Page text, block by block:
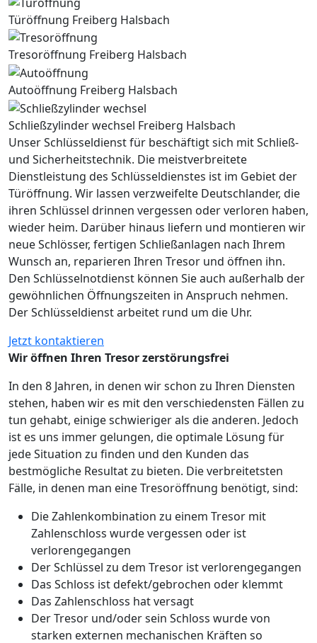
Türöffnung Freiberg Halsbach
Tresoröffnung Freiberg Halsbach
Autoöffnung Freiberg Halsbach
Schließzylinder wechsel Freiberg Halsbach
Unser Schlüsseldienst für beschäftigt sich mit Schließ-
und Sicherheitstechnik. Die meistverbreitete
Dienstleistung des Schlüsseldienstes ist im Gebiet der
Türöffnung. Wir lassen verzweifelte Deutschlander, die
ihren Schlüssel drinnen vergessen oder verloren haben,
wieder heim. Darüber hinaus liefern und montieren wir
neue Schlösser, fertigen Schließanlagen nach Ihrem
Wunsch an, reparieren Ihren Tresor und öffnen ihn.
Den Schlüsselnotdienst können Sie auch außerhalb der
gewöhnlichen Öffnungszeiten in Anspruch nehmen.
Der Schlüsseldienst arbeitet rund um die Uhr.
Jetzt kontaktieren
Wir öffnen Ihren Tresor zerstörungsfrei
In den 8 Jahren, in denen wir schon zu Ihren Diensten
stehen, haben wir es mit den verschiedensten Fällen zu
tun gehabt, einige schwieriger als die anderen. Jedoch
ist es uns immer gelungen, die optimale Lösung für
jede Situation zu finden und den Kunden das
bestmögliche Resultat zu bieten. Die verbreitetsten
Fälle, in denen man eine Tresoröffnung benötigt, sind:
Die Zahlenkombination zu einem Tresor mit
Zahlenschloss wurde vergessen oder ist
verlorengegangen
Der Schlüssel zu dem Tresor ist verlorengegangen
Das Schloss ist defekt/gebrochen oder klemmt
Das Zahlenschloss hat versagt
Der Tresor und/oder sein Schloss wurde von
starken externen mechanischen Kräften so